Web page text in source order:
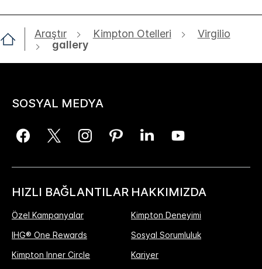
Araştır Kimpton Otelleri
Virgilio
gallery
SOSYAL MEDYA
HIZLI BAĞLANTILAR
Özel Kampanyalar
IHG® One Rewards
Kimpton Inner Circle
HAKKIMIZDA
Kimpton Deneyimi
Sosyal Sorumluluk
Kariyer